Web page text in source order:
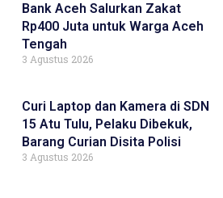
Bank Aceh Salurkan Zakat
Rp400 Juta untuk Warga Aceh
Tengah
3 Agustus 2026
Curi Laptop dan Kamera di SDN
15 Atu Tulu, Pelaku Dibekuk,
Barang Curian Disita Polisi
3 Agustus 2026